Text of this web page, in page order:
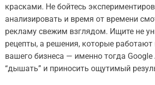
красками. Не бойтесь
анализировать и время от времени
рекламу свежим взглядом. Ищите не
рецепты, а решения, которые
вашего бизнеса — именно тогда Google
“дышать” и приносить ощутимый